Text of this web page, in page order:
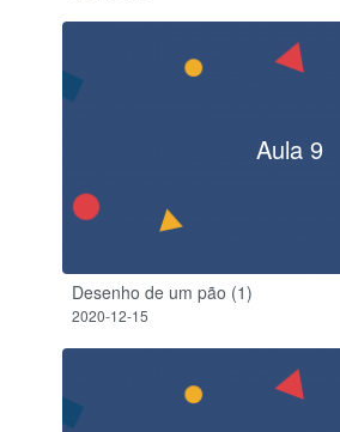
Aula 9
Desenho de um pão (1)
2020-12-15